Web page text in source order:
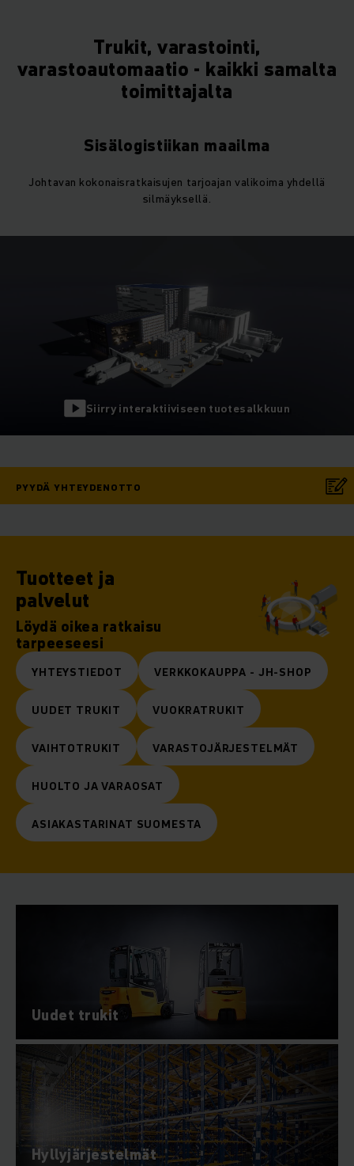
Trukit, varastointi,
varastoautomaatio - kaikki samalta
toimittajalta
Sisälogistiikan maailma
Johtavan kokonaisratkaisujen tarjoajan valikoima yhdellä
silmäyksellä.
Siirry interaktiiviseen tuotesalkkuun
PYYDÄ YHTEYDENOTTO
Tuotteet ja
palvelut
Löydä oikea ratkaisu
tarpeeseesi
YHTEYSTIEDOT VERKKOKAUPPA - JH-SHOP
UUDET TRUKIT VUOKRATRUKIT
VAIHTOTRUKIT VARASTOJÄRJESTELMÄT
HUOLTO JA VARAOSAT
ASIAKASTARINAT SUOMESTA
Uudet trukit
Hyllyjärjestelmät